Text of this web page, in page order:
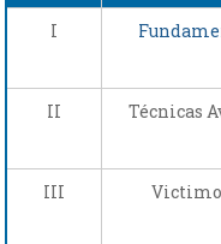
I
II
Técnicas
III